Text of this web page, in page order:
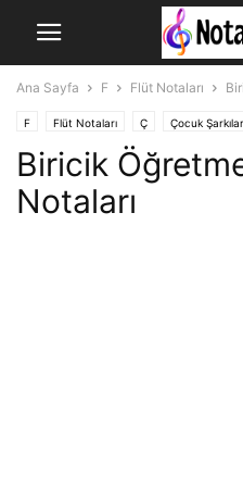
Ana Sayfa F Flüt Notaları
F Flüt Notaları Ç Çocuk
Biricik
Notaları